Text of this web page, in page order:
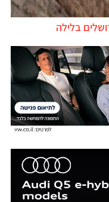
בלילה